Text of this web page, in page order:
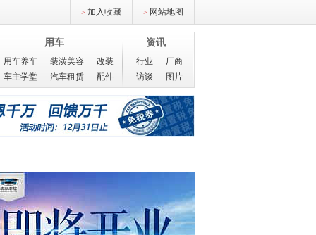
> 网站地图
> 加入收藏
用车
用车养车 装潢美容
改装
车主学堂
汽车租赁 配件
资讯
行业
厂商
访谈
图片